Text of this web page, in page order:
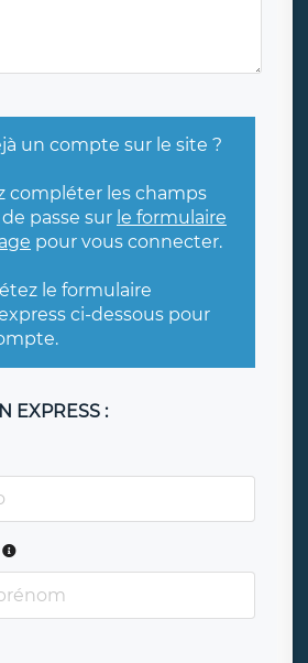
un compte sur le site ?
compléter les champs
passe sur le formulaire
pour vous connecter.
le formulaire
ci-dessous pour
EXPRESS :